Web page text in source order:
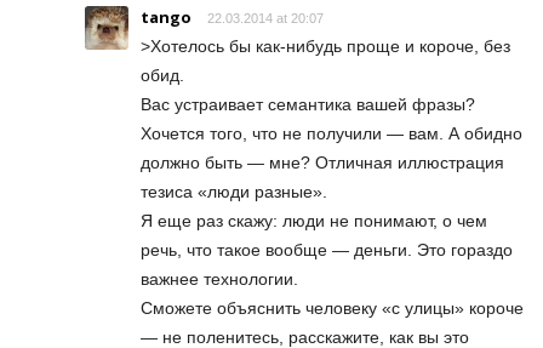
tango 22.03.2014 at 20:07
>Хотелось бы как-нибудь проще и короче, без
обид.
Вас устраивает семантика вашей фразы?
Хочется того, что не получили — вам. А обидно
должно быть — мне? Отличная иллюстрация
тезиса «люди разные».
Я еще раз скажу: люди не понимают, о чем
речь, что такое вообще — деньги. Это гораздо
важнее технологии.
Сможете объяснить человеку «с улицы» короче
— не поленитесь, расскажите, как вы это